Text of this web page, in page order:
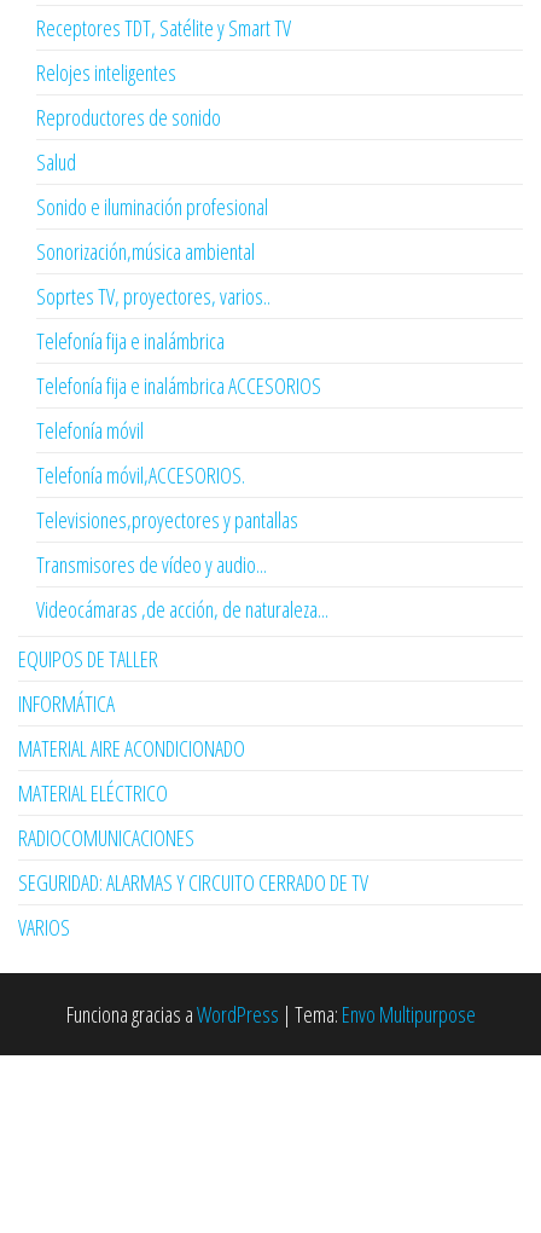
Receptores TDT, Satélite y Smart TV
Relojes inteligentes
Reproductores de sonido
Salud
Sonido e iluminación profesional
Sonorización,música ambiental
Soprtes TV, proyectores, varios..
Telefonía fija e inalámbrica
Telefonía fija e inalámbrica ACCESORIOS
Telefonía móvil
Telefonía móvil,ACCESORIOS.
Televisiones,proyectores y pantallas
Transmisores de vídeo y audio...
Videocámaras ,de acción, de naturaleza...
EQUIPOS DE TALLER
INFORMÁTICA
MATERIAL AIRE ACONDICIONADO
MATERIAL ELÉCTRICO
RADIOCOMUNICACIONES
SEGURIDAD: ALARMAS Y CIRCUITO CERRADO DE TV
VARIOS
Funciona gracias aWordPress | Tema: Envo Multipurpose